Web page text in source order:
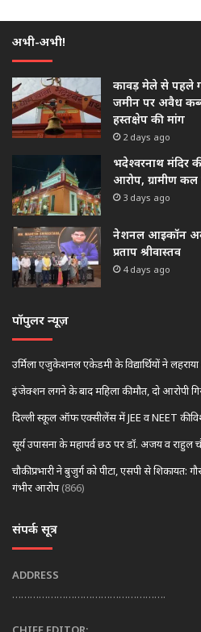
अभी-अभी!
कावड़ मेले से पहले
जमीन पर अवैध
हस्तक्षेप की मांग
2 days ago
भदेश्वरनाथ मंदिर
आरोप, ग्रामीण
3 days ago
नेशनल आइकॉन
प्रताप श्रीवास्तव
4 days ago
पॉपुलर न्यूज़
उर्मिला एजुकेशनल एकेडमी के विद्यार्थियों ने
इंजेक्शन लगने के बाद महिला की मौत, दो आरोपी
दिल्ली स्कूल ऑफ एक्सीलेंस में JEE व NEET की
सूर्य उपासना के महापर्व छठ पर डॉ. अजय व राहुल
चौकी प्रभारी ने बुजुर्ग को पीटा, एसपी से शिकायत:
गंभीर आरोप (866)
संपर्क सूत्र
ADDRESS
…………………………………………….